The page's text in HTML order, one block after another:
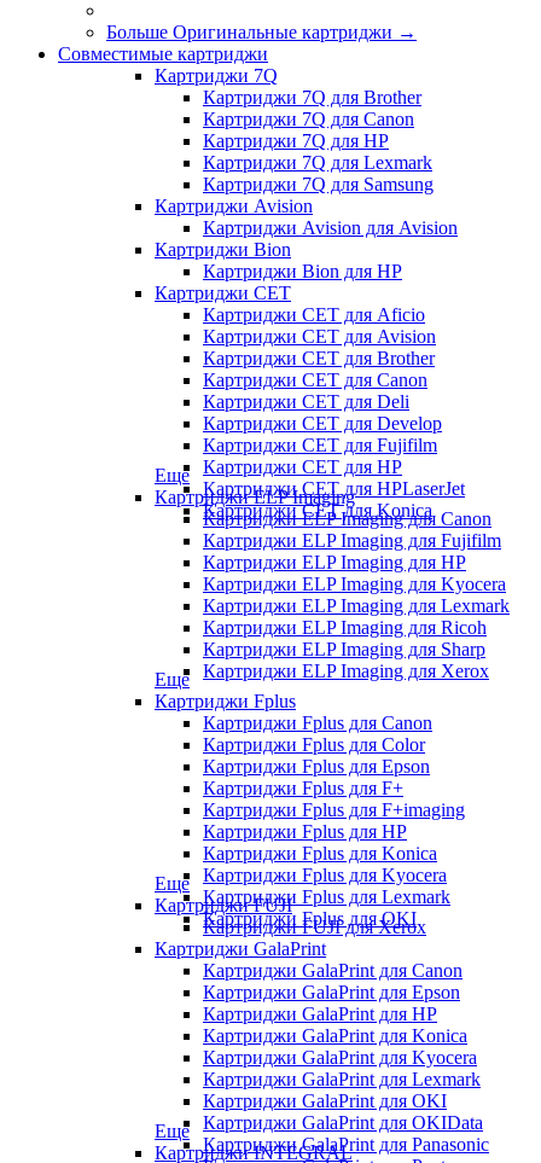
Больше Оригинальные картриджи →
Совместимые картриджи
Картриджи 7Q
Картриджи 7Q для Brother
Картриджи 7Q для Canon
Картриджи 7Q для HP
Картриджи 7Q для Lexmark
Картриджи 7Q для Samsung
Картриджи Avision
Картриджи Avision для Avision
Картриджи Bion
Картриджи Bion для HP
Картриджи CET
Картриджи CET для Aficio
Картриджи CET для Avision
Картриджи CET для Brother
Картриджи CET для Canon
Картриджи CET для Deli
Картриджи CET для Develop
Картриджи CET для Fujifilm
Картриджи CET для HP
Картриджи CET для HPLaserJet
Картриджи CET для Konica
Еще
Картриджи ELP Imaging
Картриджи ELP Imaging для Canon
Картриджи ELP Imaging для Fujifilm
Картриджи ELP Imaging для HP
Картриджи ELP Imaging для Kyocera
Картриджи ELP Imaging для Lexmark
Картриджи ELP Imaging для Ricoh
Картриджи ELP Imaging для Sharp
Картриджи ELP Imaging для Xerox
Еще
Картриджи Fplus
Картриджи Fplus для Canon
Картриджи Fplus для Color
Картриджи Fplus для Epson
Картриджи Fplus для F+
Картриджи Fplus для F+imaging
Картриджи Fplus для HP
Картриджи Fplus для Konica
Картриджи Fplus для Kyocera
Картриджи Fplus для Lexmark
Картриджи Fplus для OKI
Еще
Картриджи FUJI
Картриджи FUJI для Xerox
Картриджи GalaPrint
Картриджи GalaPrint для Canon
Картриджи GalaPrint для Epson
Картриджи GalaPrint для HP
Картриджи GalaPrint для Konica
Картриджи GalaPrint для Kyocera
Картриджи GalaPrint для Lexmark
Картриджи GalaPrint для OKI
Картриджи GalaPrint для OKIData
Картриджи GalaPrint для Panasonic
Еще
Картриджи INTEGRAL